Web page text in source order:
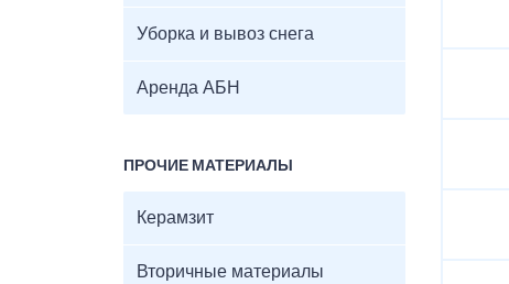
Уборка и вывоз снега
Аренда АБН
ПРОЧИЕ МАТЕРИАЛЫ
Керамзит
Вторичные материалы